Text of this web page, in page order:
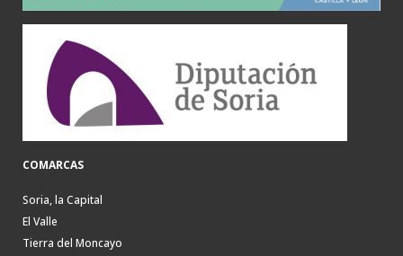
COMARCAS
Soria, la Capital
El Valle
Tierra del Moncayo